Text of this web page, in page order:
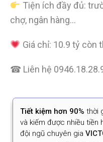
Tiện ích đầy đủ:
chợ, ngân hàng…
Giá chỉ: 10.9 tỷ còn
☎ Liên hệ
Tiết kiệm hơn 90% thời
và kiếm được nhiều tiền
đội ngũ chuyên gia